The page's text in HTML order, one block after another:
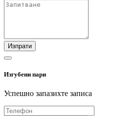
Изпрати
Изгубени пари
Успешно запазихте записа